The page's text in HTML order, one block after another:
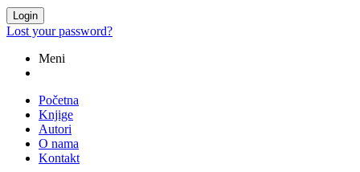
Login
Lost your password?
Meni
Početna
Knjige
Autori
O nama
Kontakt